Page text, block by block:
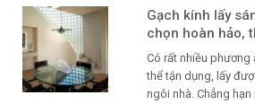
Gạch kính lấy
chọn hoàn hảo,
Có rất nhiều
thể tận dụng, lấy
ngôi nhà. Chẳng